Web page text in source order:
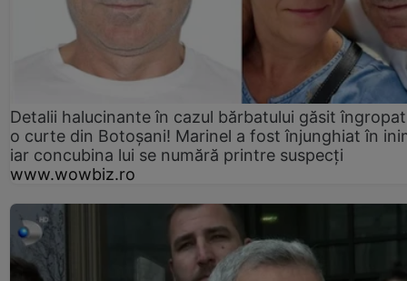
Detalii halucinante în cazul bărbatului găsit
o curte din Botoșani! Marinel a fost înjunghiat în
iar concubina lui se numără printre suspecți
www.wowbiz.ro